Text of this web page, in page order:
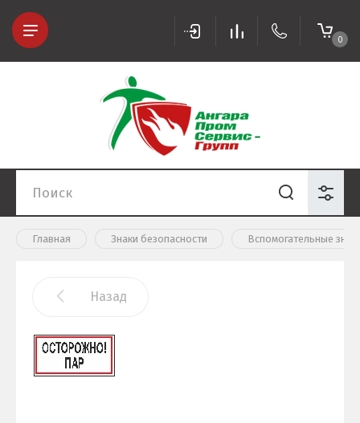
0
Главная Знаки безопасности Вспомогательные
Назад